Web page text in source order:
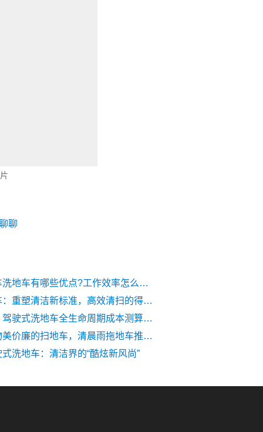
聊
小型扫地车洗地车有哪些优点?工作效率怎么样?
工厂扫地车：重塑清洁新标准，高效清扫的得力助手
租还是买？驾驶式洗地车全生命周期成本测算，这样选最省钱！
如何选购物美价廉的扫地车，清晨雨拖地车推荐先看看这四点
洗地车：清洁界的“酷炫新风尚”